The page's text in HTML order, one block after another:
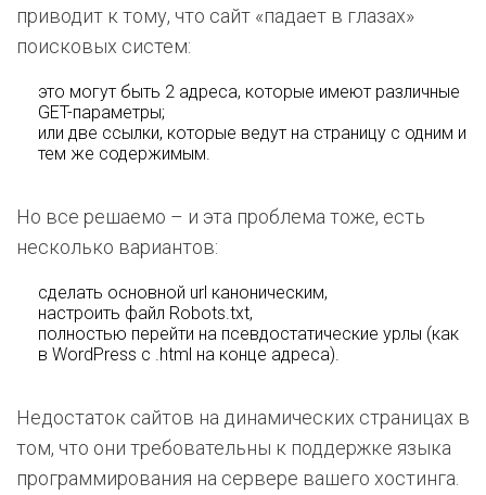
приводит к тому, что сайт «падает в глазах»
поисковых систем:
это могут быть 2 адреса, которые имеют различные
GET-параметры;
или две ссылки, которые ведут на страницу с одним и
тем же содержимым.
Но все решаемо – и эта проблема тоже, есть
несколько вариантов:
сделать основной url каноническим,
настроить файл Robots.txt,
полностью перейти на псевдостатические урлы (как
в WordPress с .html на конце адреса).
Недостаток сайтов на динамических страницах в
том, что они требовательны к поддержке языка
программирования на сервере вашего хостинга.